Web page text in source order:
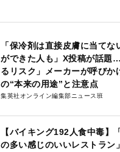
「保冷剤は直接皮膚に当てな
ができた人も」X投稿が話題
るリスク」メーカーが呼びか
の“本来の用途”と注意点
集英社オンライン編集部ニュース班
【バイキング192人食中毒】
の多い感じのいいレストラン